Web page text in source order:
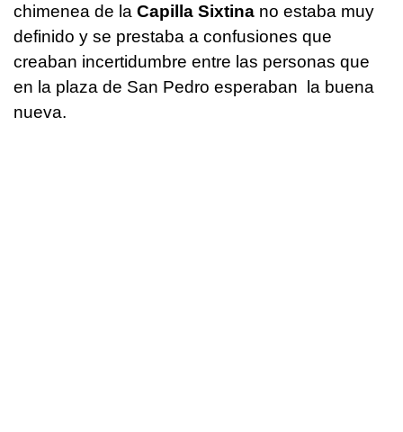
chimenea de la Capilla Sixtina no estaba muy
definido y se prestaba a confusiones que
creaban incertidumbre entre las personas que
en la plaza de San Pedro esperaban la buena
nueva.